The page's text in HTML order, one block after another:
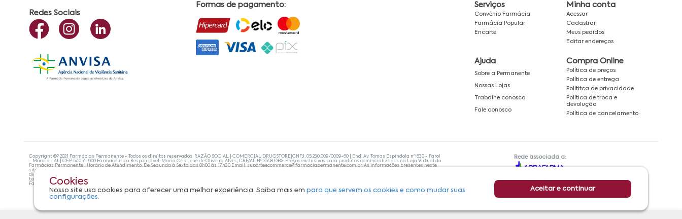
Cookies
Nosso site usa cookies para oferecer uma melhor experiência. Saiba mais empara que servem os cookies e como mudar suas
configurações.
Aceitar e continuar
Redes Sociais
Formas de pagamento: Serviços
Convênio Farmácia
Farmácia Popular
Encarte
Minha conta
Acessar
Cadastrar
Meus pedidos
Editar endereços
Ajuda
Sobre a Permanente
Nossas Lojas
Trabalhe conosco
Fale conosco
Compra Online
Política de preços
Política de entrega
Polítitca de privacidade
Política de troca e
devolução
Política de cancelamento
Copyright ©? 2021 Farmácias Permanente - Todos os direitos reservados. RAZÃO SOCIAL | COMERCIAL DRUGSTORE|CNPJ: 05.230.009/0009-60 | End: Av. Tomas Espindola nº 630 - Farol
- Maceió - AL| CEP:57.051-000 Farmacêutica Responsável: Maria Cristiene de Oliveira Alves, CRF/AL Nº 2558 OBS: Preços exclusivos para produtos comercializados na Loja Virtual da
Farmácias Permanente | Horário de Atendimento: De Segunda à Sexta das 8h00 às 17h30 Email: suporteecommerce@farmaciapermanente.com.br. As informações presentes neste
site não devem ser utilizadas para automedicação e, de forma alguma, substituem as orientações de um profissional da área médica. Apenas o médico está capacitado para
diagnosticar problemas de saúde e prescrever o tratamento adequado. Se os sintomas persistirem, um médico deve ser consultado. A Farmácia Permanente trabalha com as
tecnologias mais avançadas de proteção de dados, para que você possa realizar suas compras com tranquilidade. A privacidade e a segurança dos clientes são compromissos da
Farmácias Permanente. Todos os pedidos efetuados estão sujeitos à confirmação da disponibilidade de produto em nosso estoque.
Rede associada a: